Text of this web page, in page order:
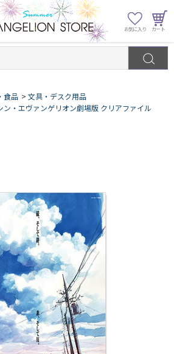
食品 > 文具・デスク用品
ン・エヴァンゲリオン劇場版 クリアファイル